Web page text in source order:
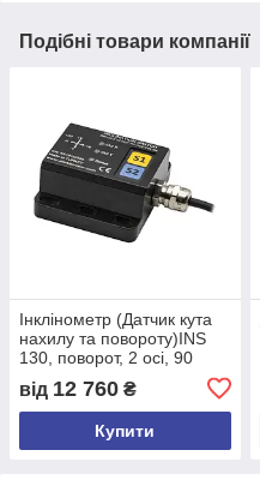
Подібні товари компанії
Інклінометр (Датчик кута
нахилу та повороту)INS
130, поворот, 2 осі, 90
градусів, 12-24 VDC, 4-20
mA, за часовою
від 12 760 ₴
Купити